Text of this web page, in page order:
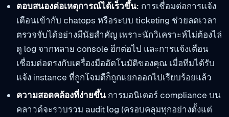
ตอบสนองต่อเหตุการณ์ได้เร็วขึ้น: การเชื่อมต่อการแจ้ง
เตือนเข้ากับ chatops หรือระบบ ticketing ช่วยลดเวลา
ตรวจจับได้อย่างมีนัยสำคัญ เพราะนักวิเคราะห์ไม่ต้องไล่
ดู log จากหลาย console อีกต่อไป และการแจ้งเตือน
เชื่อมต่อตรงกับเครื่องมืออัตโนมัติของคุณ เมื่อทีมได้รับ
แจ้ง instance ที่ถูกโจมตีก็ถูกแยกออกไปเรียบร้อยแล้ว
ความสอดคล้องที่ง่ายขึ้น การมอนิเตอร์ compliance บน
คลาวด์จะรวบรวม audit log (ครอบคลุมทุกอย่างตั้งแต่